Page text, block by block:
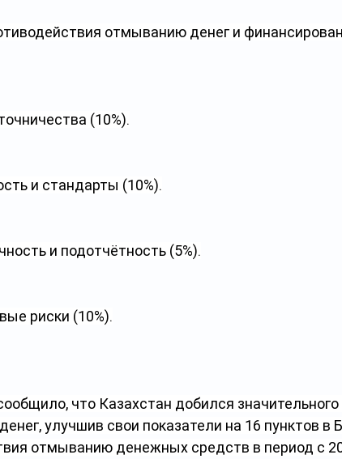
отмыванию денег и
(10%).
и стандарты (10%).
и подотчётность (5%).
риски (10%).
что Казахстан добился значительного
улучшив свои показатели на 16 пунктов в
отмыванию денежных средств в период с